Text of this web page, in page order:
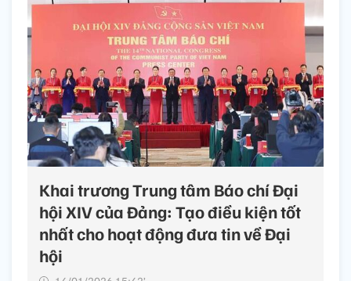
Khai trương Trung tâm Báo chí Đại
hội XIV của Đảng: Tạo điều kiện tốt
nhất cho hoạt động đưa tin về Đại
hội